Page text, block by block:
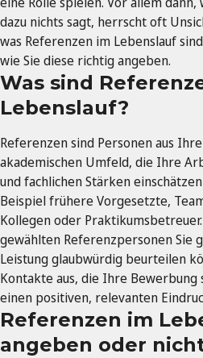
dazu nichts sagt, herrscht oft
was Referenzen im Lebenslauf
wie Sie diese richtig angeben.
Was sind
Lebenslauf?
Referenzen sind Personen aus
akademischen Umfeld, die Ihre
und fachlichen Stärken
Beispiel frühere Vorgesetzte,
Kollegen oder
gewählten Referenzpersonen Sie
Leistung glaubwürdig beurteilen
Kontakte aus, die Ihre Bewerbung
einen positiven, relevanten
Referenzen im
angeben oder